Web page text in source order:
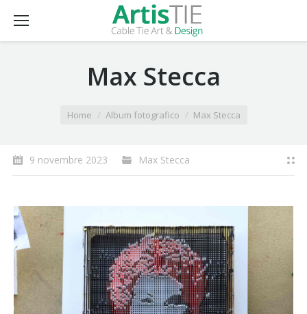
Max Stecca
Home Album fotografico Max Stecca
9 novembre 2023 Max Stecca